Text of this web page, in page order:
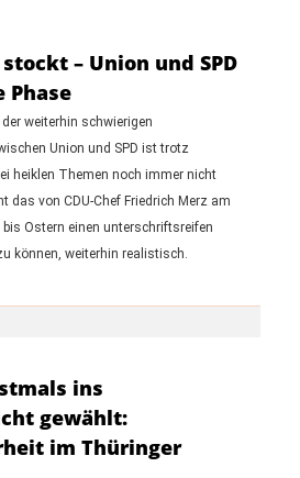
– Union und SPD
Phase
weiterhin schwierigen
Union und SPD ist trotz
heiklen Themen noch immer nicht
das von CDU-Chef Friedrich Merz am
Ostern einen unterschriftsreifen
können, weiterhin realistisch.
ins
gewählt:
im Thüringer